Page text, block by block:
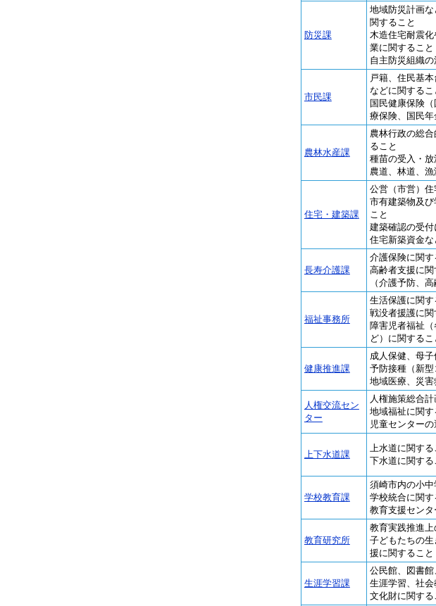
防災課
地域防災計画
関すること
木造住宅耐震
業に関すること
自主防災組織
市民課
戸籍、住民基
などに関するこ
国民健康保険
療保険、国民年
農林水産課
農林行政の総
ること
種苗の受入・
農道、林道、
住宅・建築課
公営（市営）住
市有建築物及
こと
建築確認の受付
住宅新築資金な
長寿介護課
介護保険に関す
高齢者支援に関
（介護予防、
福祉事務所
生活保護に関
戦没者援護に
障害児者福祉
ど）に関するこ
健康推進課
成人保健、母
予防接種（新
地域医療、災
人権交流セン
ター
人権施策総合
地域福祉に関す
児童センター
上下水道課
上水道に関する
下水道に関する
学校教育課
須崎市内の小中
学校統合に関す
教育支援センタ
教育研究所
教育実践推進
子どもたちの
援に関すること
生涯学習課
公民館、図書
生涯学習、社
文化財に関する